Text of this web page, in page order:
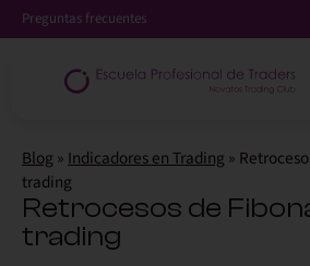
Preguntas frecuentes
Blog » Indicadores en Trading »
trading
Retrocesos de
trading